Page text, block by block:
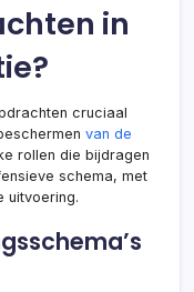
in
cruciaal
van de
rollen die bijdragen
schema, met
uitvoering.